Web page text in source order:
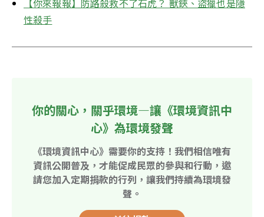
性殺手
你的關心，關乎環境—讓《環境資訊中
心》為環境發聲
《環境資訊中心》需要你的支持！我們相信唯有
資訊公開普及，才能促成民眾的參與和行動，邀
請您加入定期捐款的行列，讓我們持續為環境發
聲。